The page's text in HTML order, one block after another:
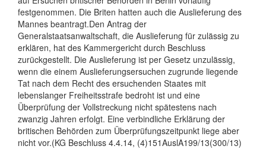
festgenommen. Die Briten hatten auch die Auslieferung des
Mannes beantragt.Den Antrag der
Generalstaatsanwaltschaft, die Auslieferung für zulässig zu
erklären, hat des Kammergericht durch Beschluss
zurückgestellt. Die Auslieferung ist per Gesetz unzulässig,
wenn die einem Auslieferungsersuchen zugrunde liegende
Tat nach dem Recht des ersuchenden Staates mit
lebenslanger Freiheitsstrafe bedroht ist und eine
Überprüfung der Vollstreckung nicht spätestens nach
zwanzig Jahren erfolgt. Eine verbindliche Erklärung der
britischen Behörden zum Überprüfungszeitpunkt liege aber
nicht vor.(KG Beschluss 4.4.14, (4)151AuslA199/13(300/13)